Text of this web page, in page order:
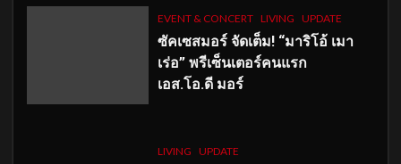
EVENT & CONCERT LIVING UPDATE
ซัคเซสมอร์ จัดเต็ม! “มาริโอ้ เมา
เร่อ” พรีเซ็นเตอร์คนแรก
เอส.โอ.ดี มอร์
LIVING UPDATE